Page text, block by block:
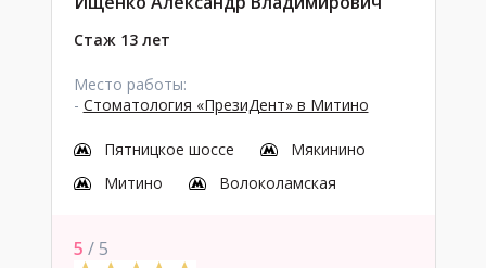
Стаж 13 лет
Место работы:
- Стоматология «ПрезиДент» в Митино
Пятницкое шоссе
Мякинино
Митино
Волоколамская
5 / 5